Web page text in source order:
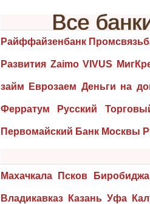
Все
Райффайзенбанк
Развития Zaimo VIVUS
займ Еврозаем Деньги на
Ферратум Русский
Первомайский Банк Москвы
Махачкала Псков
Владикавказ Казань Уфа